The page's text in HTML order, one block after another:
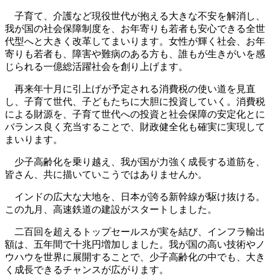
子育て、介護など現役世代が抱える大きな不安を解消し、
我が国の社会保障制度を、お年寄りも若者も安心できる全世
代型へと大きく改革してまいります。女性が輝く社会、お年
寄りも若者も、障害や難病のある方も、誰もが生きがいを感
じられる一億総活躍社会を創り上げます。
再来年十月に引上げが予定される消費税の使い道を見直
し、子育て世代、子どもたちに大胆に投資していく。消費税
による財源を、子育て世代への投資と社会保障の安定化とに
バランス良く充当することで、財政健全化も確実に実現して
まいります。
少子高齢化を乗り越え、我が国が力強く成長する道筋を、
皆さん、共に描いていこうではありませんか。
インドの広大な大地を、日本が誇る新幹線が駆け抜ける。
この九月、高速鉄道の建設がスタートしました。
二百回を超えるトップセールスが実を結び、インフラ輸出
額は、五年間で十兆円増加しました。我が国の高い技術やノ
ウハウを世界に展開することで、少子高齢化の中でも、大き
く成長できるチャンスが広がります。